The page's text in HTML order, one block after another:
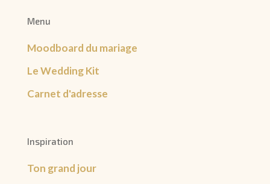
Menu
Moodboard du mariage
Le Wedding Kit
Carnet d'adresse
Inspiration
Ton grand jour